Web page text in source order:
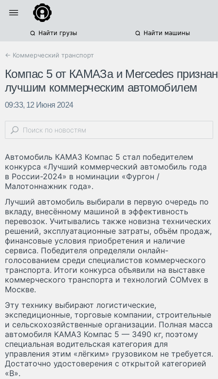
Найти грузы Найти машины
← Коммерческий транспорт
Компас 5 от КАМАЗа и Mercedes признан
лучшим коммерческим автомобилем
09:33, 12 Июня 2024
Автомобиль КАМАЗ Компас 5 стал победителем
конкурса «Лучший коммерческий автомобиль года
в России-2024» в номинации «Фургон /
Малотоннажник года».
Лучший автомобиль выбирали в первую очередь по
вкладу, внесённому машиной в эффективность
перевозок. Учитывались также новизна технических
решений, эксплуатационные затраты, объём продаж,
финансовые условия приобретения и наличие
сервиса. Победителя определяли онлайн-
голосованием среди специалистов коммерческого
транспорта. Итоги конкурса объявили на выставке
коммерческого транспорта и технологий COMvex в
Москве.
Эту технику выбирают логистические,
экспедиционные, торговые компании, строительные
и сельскохозяйственные организации. Полная масса
автомобиля КАМАЗ Компас 5 — 3490 кг, поэтому
специальная водительская категория для
управления этим «лёгким» грузовиком не требуется.
Достаточно удостоверения с открытой категорией
«В».